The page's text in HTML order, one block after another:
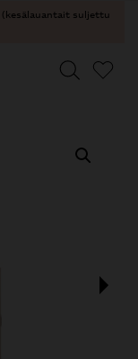
(kesälauantait suljettu